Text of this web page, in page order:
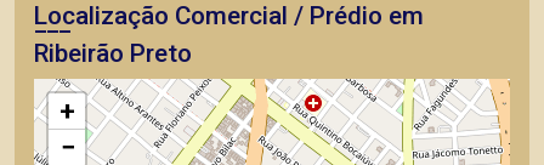
Localização Comercial / Prédio em
Ribeirão Preto
+
−